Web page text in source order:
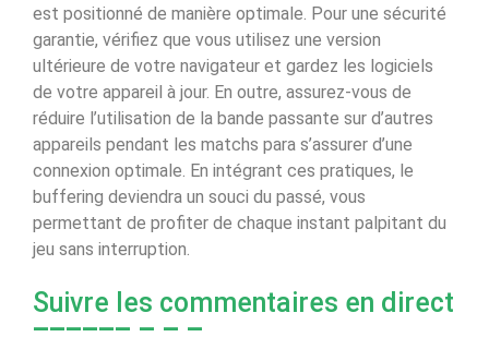
est positionné de manière optimale. Pour une sécurité
garantie, vérifiez que vous utilisez une version
ultérieure de votre navigateur et gardez les logiciels
de votre appareil à jour. En outre, assurez-vous de
réduire l’utilisation de la bande passante sur d’autres
appareils pendant les matchs para s’assurer d’une
connexion optimale. En intégrant ces pratiques, le
buffering deviendra un souci du passé, vous
permettant de profiter de chaque instant palpitant du
jeu sans interruption.
Suivre les commentaires en direct